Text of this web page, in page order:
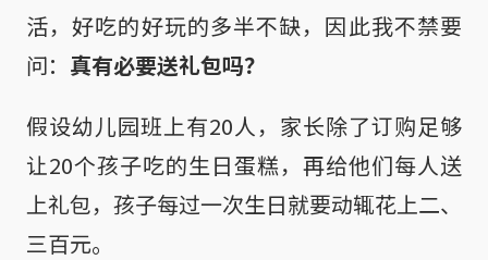
活，好吃的好玩的多半不缺，因此我不禁要
问： 真有必要送礼包吗？
假设幼儿园班上有20人，家长除了订购足够
让20个孩子吃的生日蛋糕，再给他们每人送
上礼包，孩子每过一次生日就要动辄花上二、
三百元。